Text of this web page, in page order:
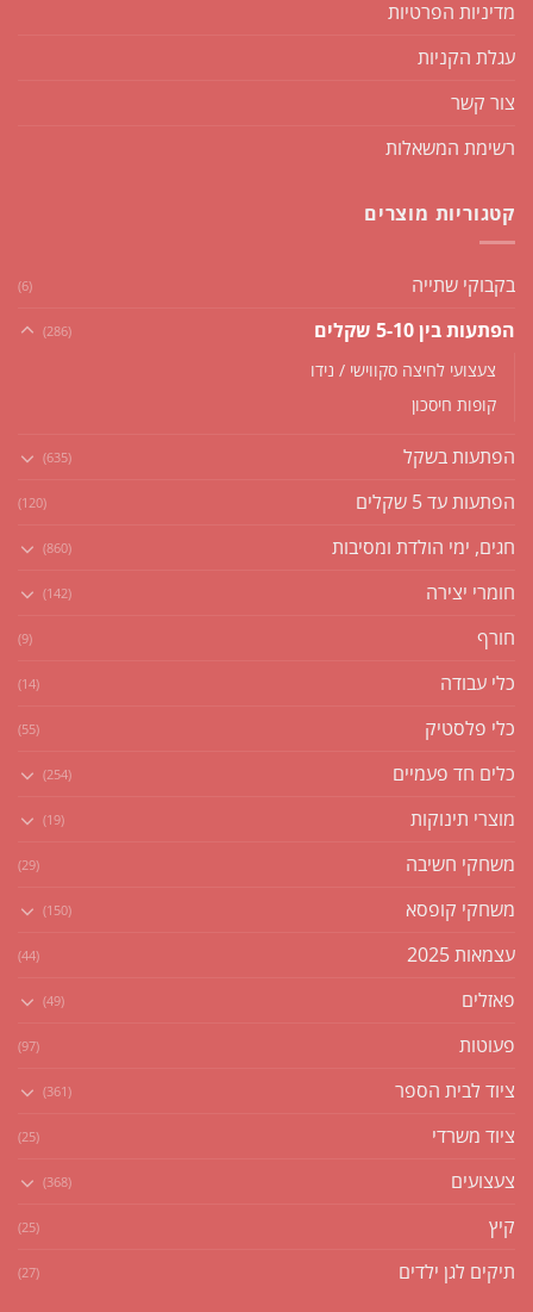
מדיניות הפרטיות
עגלת הקניות
צור קשר
רשימת המשאלות
קטגוריות מוצרים
בקבוקי שתייה (6)
הפתעות בין 5-10 שקלים (286)
צעצועי לחיצה סקווישי / נידו
קופות חיסכון
הפתעות בשקל (635)
הפתעות עד 5 שקלים (120)
חגים, ימי הולדת ומסיבות (860)
חומרי יצירה (142)
חורף (9)
כלי עבודה (14)
כלי פלסטיק (55)
כלים חד פעמיים (254)
מוצרי תינוקות (19)
משחקי חשיבה (29)
משחקי קופסא (150)
עצמאות 2025 (44)
פאזלים (49)
פעוטות (97)
ציוד לבית הספר (361)
ציוד משרדי (25)
צעצועים (368)
קיץ (25)
תיקים לגן ילדים (27)